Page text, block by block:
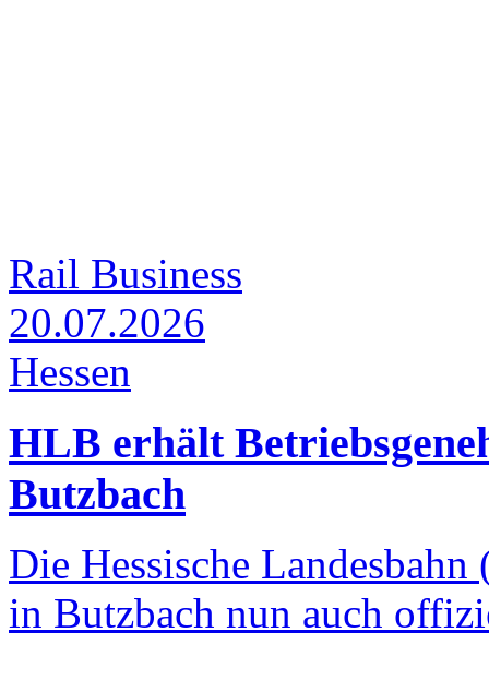
Rail Business
20.07.2026
Hessen
HLB erhält
Butzbach
Die Hessische
in Butzbach nun auch